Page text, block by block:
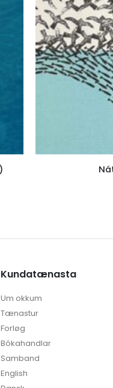
Kundatænasta
Um okkum
Tænastur
Forløg
Bókahandlar
Samband
English